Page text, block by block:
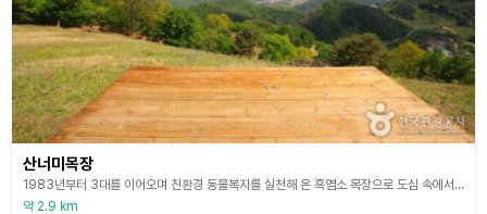
산너미목장
1983년부터 3대를 이어오며 친환경 동물복지를 실천해 온 흑염소 목장으로 도심 속에서 지친 마음을 힐링하며, 휴식하는 공간으로 남녀노소 사랑받고 있는 곳이다. 산촌 팜크닉, 차박, 바비큐 패키지, 산나물 체험 목장 트레킹, 평창 은하수 관람 등 자연 속에서 즐기는 다양한 체험을 할 수 있다. 차박/캠핑 예약은 홈페이지(<a href="https://linktr.ee/sanneomi"target="_blank" title="새창: 산너미목장 예약 홈페이
약 2.9 km